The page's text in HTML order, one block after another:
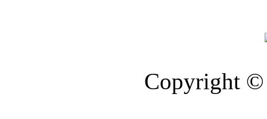
Copyright ©